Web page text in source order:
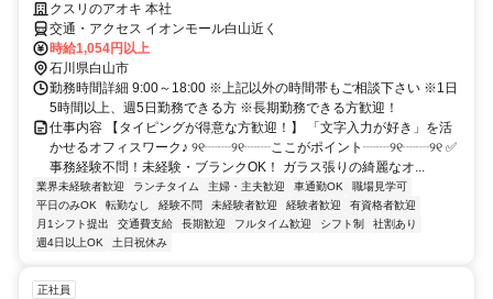
クスリのアオキ 本社
交通・アクセス イオンモール白山近く
時給1,054円以上
石川県白山市
勤務時間詳細 9:00～18:00 ※上記以外の時間帯もご相談下さい ※1日
5時間以上、週5日勤務できる方 ※長期勤務できる方歓迎！
仕事内容 【タイピングが得意な方歓迎！】 「文字入力が好き」を活
かせるオフィスワーク♪ ୨୧┈┈୨୧┈┈ここがポイント┈┈୨୧┈┈୨୧ ✅
事務経験不問！未経験・ブランクOK！ ガラス張りの綺麗なオ...
業界未経験者歓迎 ランチタイム 主婦・主夫歓迎 車通勤OK
職場見学可
平日のみOK
転勤なし 経験不問 未経験者歓迎 経験者歓迎
有資格者歓迎
月1シフト提出
交通費支給 長期歓迎 フルタイム歓迎 シフト制
社割あり
週4日以上OK
土日祝休み
正社員